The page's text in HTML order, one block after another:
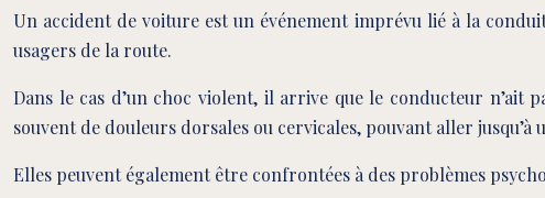
Un accident de voiture est un événement imprévu lié à la
usagers de la route.
Dans le cas d’un choc violent, il arrive que le conducteur n’ait
souvent de douleurs dorsales ou cervicales, pouvant aller
Elles peuvent également être confrontées à des problèmes